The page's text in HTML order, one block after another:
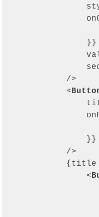
                }}
            />
<
                }}
            />
<